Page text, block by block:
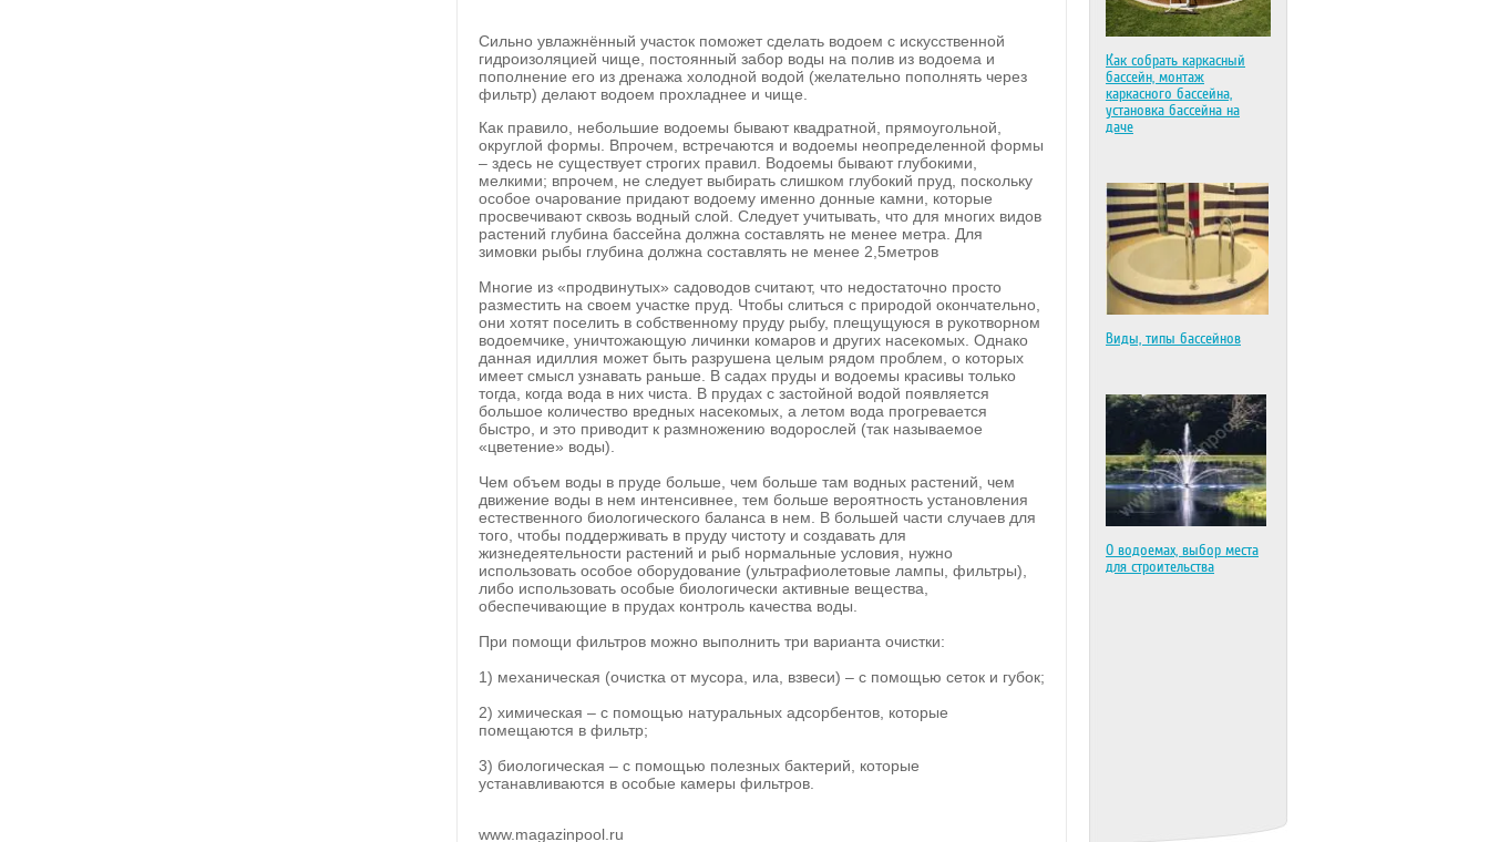
Сильно увлажнённый участок поможет сделать водоем с искусственной
гидроизоляцией чище, постоянный забор воды на полив из водоема и
пополнение его из дренажа холодной водой (желательно пополнять через
фильтр) делают водоем прохладнее и чище.
Как правило, небольшие водоемы бывают квадратной, прямоугольной,
округлой формы. Впрочем, встречаются и водоемы неопределенной формы
– здесь не существует строгих правил. Водоемы бывают глубокими,
мелкими; впрочем, не следует выбирать слишком глубокий пруд, поскольку
особое очарование придают водоему именно донные камни, которые
просвечивают сквозь водный слой. Следует учитывать, что для многих видов
растений глубина бассейна должна составлять не менее метра. Для
зимовки рыбы глубина должна составлять не менее 2,5метров
Многие из «продвинутых» садоводов считают, что недостаточно просто
разместить на своем участке пруд. Чтобы слиться с природой окончательно,
они хотят поселить в собственному пруду рыбу, плещущуюся в рукотворном
водоемчике, уничтожающую личинки комаров и других насекомых. Однако
данная идиллия может быть разрушена целым рядом проблем, о которых
имеет смысл узнавать раньше. В садах пруды и водоемы красивы только
тогда, когда вода в них чиста. В прудах с застойной водой появляется
большое количество вредных насекомых, а летом вода прогревается
быстро, и это приводит к размножению водорослей (так называемое
«цветение» воды).
Чем объем воды в пруде больше, чем больше там водных растений, чем
движение воды в нем интенсивнее, тем больше вероятность установления
естественного биологического баланса в нем. В большей части случаев для
того, чтобы поддерживать в пруду чистоту и создавать для
жизнедеятельности растений и рыб нормальные условия, нужно
использовать особое оборудование (ультрафиолетовые лампы, фильтры),
либо использовать особые биологически активные вещества,
обеспечивающие в прудах контроль качества воды.
При помощи фильтров можно выполнить три варианта очистки:
1) механическая (очистка от мусора, ила, взвеси) – с помощью сеток и губок;
2) химическая – с помощью натуральных адсорбентов, которые
помещаются в фильтр;
3) биологическая – с помощью полезных бактерий, которые
устанавливаются в особые камеры фильтров.
www.magazinpool.ru
Как собрать каркасный
бассейн, монтаж
каркасного бассейна,
установка бассейна на
даче
Виды, типы бассейнов
О водоемах, выбор места
для строительства